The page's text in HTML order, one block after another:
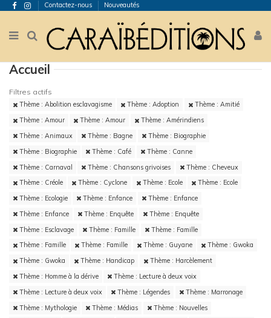
Contactez-nous Nouveautés
Accueil
Filtres actifs
Thème : Abolition esclavagisme Thème : Adoption
Thème : Amitié
Thème : Amour
Thème : Amour
Thème : Amérindiens
Thème : Animaux
Thème : Bagne
Thème : Biographie
Thème : Biographie
Thème : Café
Thème : Canne
Thème : Carnaval
Thème : Chansons grivoises
Thème : Cheveux
Thème : Créole
Thème : Cyclone Thème : Ecole
Thème : Ecole
Thème : Ecologie
Thème : Enfance
Thème : Enfance
Thème : Enfance
Thème : Enquête
Thème : Enquête
Thème : Esclavage
Thème : Famille
Thème : Famille
Thème : Famille
Thème : Famille Thème : Guyane
Thème : Gwoka
Thème : Gwoka
Thème : Handicap
Thème : Harcèlement
Thème : Homme à la dérive
Thème : Lecture à deux voix
Thème : Lecture à deux voix
Thème : Légendes
Thème : Marronage
Thème : Mythologie
Thème : Médias
Thème : Nouvelles